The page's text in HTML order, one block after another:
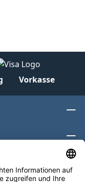
Vorkasse